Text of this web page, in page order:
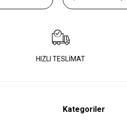
HIZLI TESLİMAT
Kategoriler